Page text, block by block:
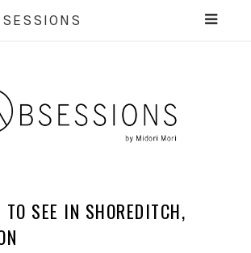
TO SEE IN SHOREDITCH,